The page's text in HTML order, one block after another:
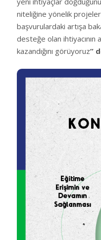
niteliğine yönelik projeleri
başvurulardaki artışa
desteğe olan ihtiyacının
kazandığını görüyoruz”